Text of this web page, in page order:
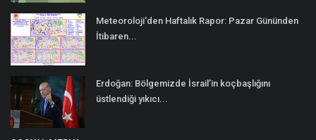
Meteoroloji'den Haftalık Rapor: Pazar Gününden
İtibaren...
Erdoğan: Bölgemizde İsrail’in koçbaşlığını
üstlendiği yıkıcı...